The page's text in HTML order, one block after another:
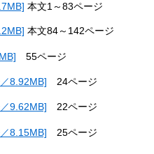
本文1～83ページ
本文84～142ページ
55ページ
8.92MB] 24ページ
9.62MB] 22ページ
8.15MB] 25ページ